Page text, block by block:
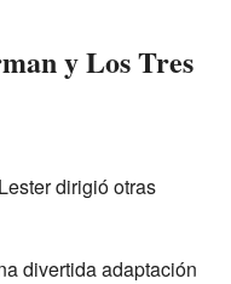
y Los Tres
dirigió otras
divertida adaptación